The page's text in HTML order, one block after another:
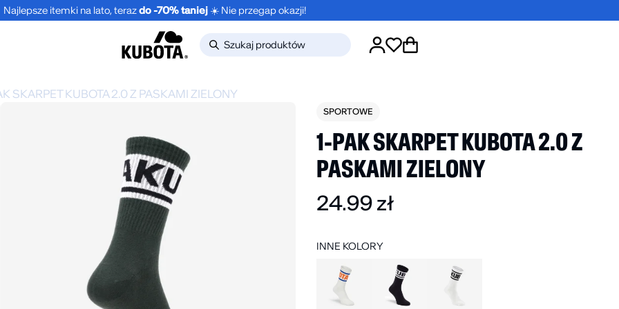
Najlepsze itemki na lato, terazdo -70% taniej ☀️ Nie przegap okazji!
BESTSELLER -30%
KLAPKI BASIC
CIEMNOZIELONE
89.99 59.99
OVERSIZE STREET
EDGE GRANATOWY
SKARPET KUBOTA 2.0 Z PASKAMI ZIELONY
SPORTOWE
1-PAK SKARPET KUBOTA 2.0 Z
PASKAMI ZIELONY
24.99zł
INNE KOLORY